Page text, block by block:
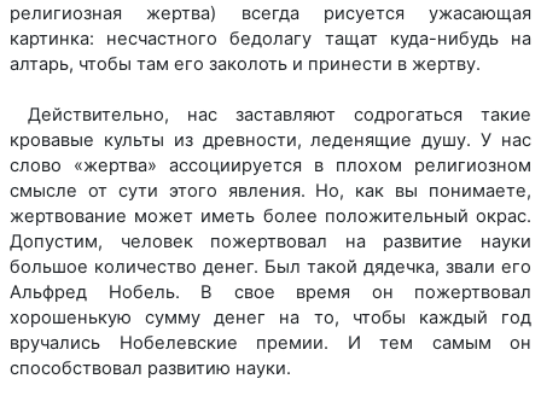
религиозная жертва) всегда рисуется ужасающая
картинка: несчастного бедолагу тащат куда-нибудь на
алтарь, чтобы там его заколоть и принести в жертву.
Действительно, нас заставляют содрогаться такие
кровавые культы из древности, леденящие душу. У нас
слово «жертва» ассоциируется в плохом религиозном
смысле от сути этого явления. Но, как вы понимаете,
жертвование может иметь более положительный окрас.
Допустим, человек пожертвовал на развитие науки
большое количество денег. Был такой дядечка, звали его
Альфред Нобель. В свое время он пожертвовал
хорошенькую сумму денег на то, чтобы каждый год
вручались Нобелевские премии. И тем самым он
способствовал развитию науки.